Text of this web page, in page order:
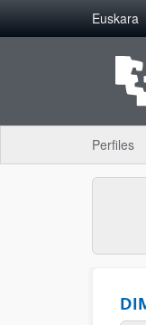
Saltar al contenidoEuskara
Perfiles